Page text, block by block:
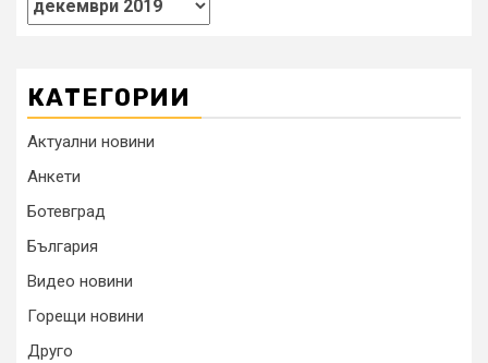
КАТЕГОРИИ
Актуални новини
Анкети
Ботевград
България
Видео новини
Горещи новини
Друго